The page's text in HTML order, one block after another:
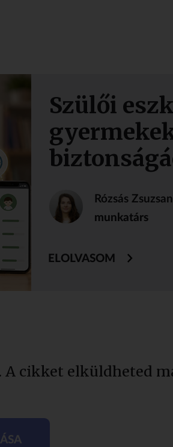
Szülői
Rózsás
munkatárs
ELOLVASOM
cikket elküldheted